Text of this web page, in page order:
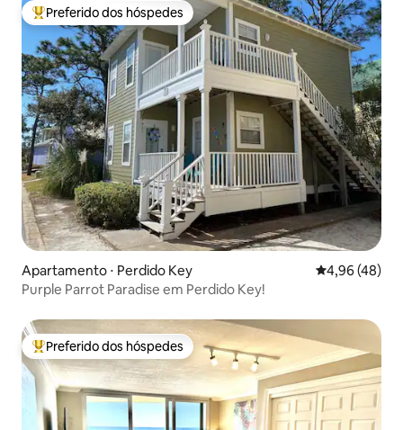
Entre os melhores preferidos dos hóspedes
Preferido dos hóspedes
Apartamento ⋅ Perdido Key 4,96 de uma
4,96 (48)
Purple Parrot Paradise em Perdido Key!
Entre os melhores preferidos dos hóspedes
Preferido dos hóspedes